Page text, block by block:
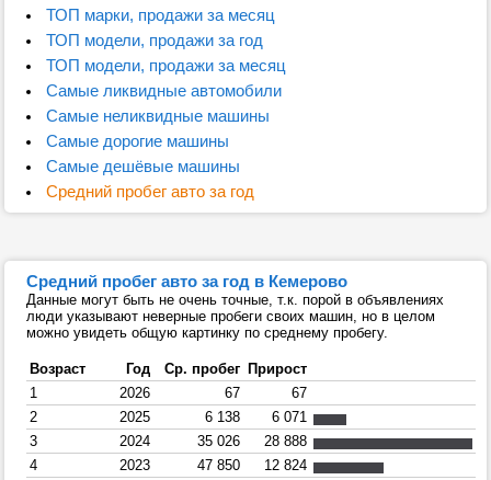
ТОП марки, продажи за месяц
ТОП модели, продажи за год
ТОП модели, продажи за месяц
Самые ликвидные автомобили
Самые неликвидные машины
Самые дорогие машины
Самые дешёвые машины
Средний пробег авто за год
Средний пробег авто за год в Кемерово
Данные могут быть не очень точные, т.к. порой в объявлениях
люди указывают неверные пробеги своих машин, но в целом
можно увидеть общую картинку по среднему пробегу.
Возраст Год Ср. пробег Прирост
1
2026 67
67
2
2025 6 138
6 071
3
2024 35 026
28 888
4
2023 47 850
12 824